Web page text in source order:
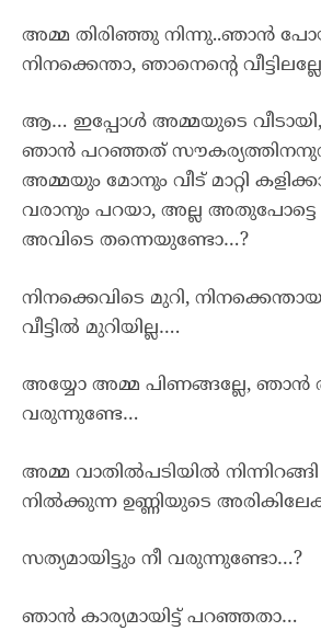
അമ്മ തിരിഞ്ഞു നിന്നു..ഞാൻ
നിനക്കെന്താ, ഞാനെന്റെ
ആ… ഇപ്പോൾ അമ്മയുടെ
ഞാൻ പറഞ്ഞത്
അമ്മയും മോനും വീട് മാറ്റി
വരാനും പറയാ, അല്ല അതുപോട്ടെ
അവിടെ തന്നെയുണ്ടോ…?
നിനക്കെവിടെ മുറി,
വീട്ടിൽ മുറിയില്ല….
അയ്യോ അമ്മ പിണങ്ങല്ലേ, ഞാൻ
വരുന്നുണ്ടേ…
അമ്മ വാതിൽപടിയിൽ
നിൽക്കുന്ന ഉണ്ണിയുടെ
സത്യമായിട്ടും നീ വരുന്നുണ്ടോ…?
ഞാൻ കാര്യമായിട്ട് പറഞ്ഞതാ…